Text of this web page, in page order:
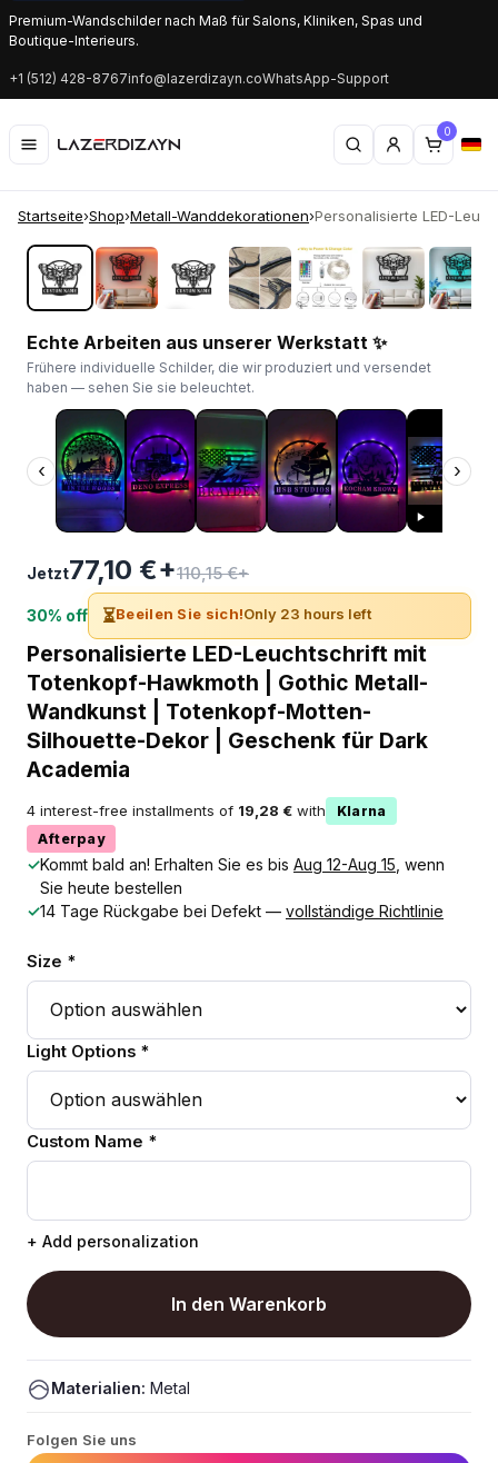
Premium-Wandschilder nach Maß für Salons, Kliniken, Spas und
Boutique-Interieurs.
+1 (512) 428-8767info@lazerdizayn.coWhatsApp-Support
0
Startseite›Shop›Metall-Wanddekorationen›Personalisierte LED-
‹ ›
Echte Arbeiten aus unserer Werkstatt ✨
Frühere individuelle Schilder, die wir produziert und versendet
haben — sehen Sie sie beleuchtet.
‹ ›
Jetzt77,10 €+110,15 €+
30% off ⏳Beeilen Sie sich!Only 23 hours left
Personalisierte LED-Leuchtschrift mit
Totenkopf-Hawkmoth | Gothic Metall-
Wandkunst | Totenkopf-Motten-
Silhouette-Dekor | Geschenk für Dark
Academia
4 interest-free installments of 19,28 € with
Klarna
Afterpay
✓Kommt bald an! Erhalten Sie es bis Aug 12-Aug 15 , wenn
Sie heute bestellen
✓14 Tage Rückgabe bei Defekt — vollständige Richtlinie
Size *
Light Options *
Custom Name *
+ Add personalization
In den Warenkorb
Materialien: Metal
Folgen Sie uns